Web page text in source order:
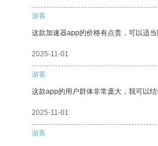
游客
这款加速器app的价格有点贵，可以适当
2025-11-01
游客
这款app的用户群体非常庞大，我可以结
2025-11-01
游客